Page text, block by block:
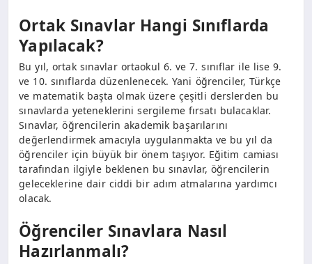
Ortak Sınavlar Hangi Sınıflarda
Yapılacak?
Bu yıl, ortak sınavlar ortaokul 6. ve 7. sınıflar ile lise 9.
ve 10. sınıflarda düzenlenecek. Yani öğrenciler, Türkçe
ve matematik başta olmak üzere çeşitli derslerden bu
sınavlarda yeteneklerini sergileme fırsatı bulacaklar.
Sınavlar, öğrencilerin akademik başarılarını
değerlendirmek amacıyla uygulanmakta ve bu yıl da
öğrenciler için büyük bir önem taşıyor. Eğitim camiası
tarafından ilgiyle beklenen bu sınavlar, öğrencilerin
geleceklerine dair ciddi bir adım atmalarına yardımcı
olacak.
Öğrenciler Sınavlara Nasıl
Hazırlanmalı?